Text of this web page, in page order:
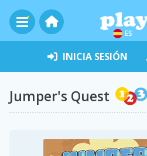
ES
INICIA SESIÓN
Jumper's Quest